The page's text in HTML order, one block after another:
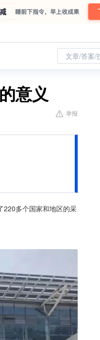
文章/答案/
意义
举报
220多个国家和地区的采